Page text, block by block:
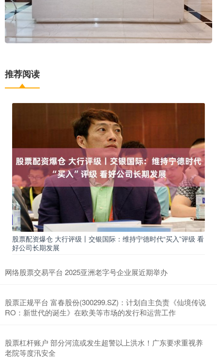
推荐阅读
股票配资爆仓 大行评级丨交银国际：维持宁德时代“买入”评级 看
好公司长期发展
网络股票交易平台 2025亚洲老字号企业展近期举办
股票正规平台 富春股份(300299.SZ)：计划自主负责《仙境传说
RO：新世代的诞生》在欧美等市场的发行和运营工作
股票杠杆账户 部分河流或发生超警以上洪水！广东要求重视养
老院等度汛安全